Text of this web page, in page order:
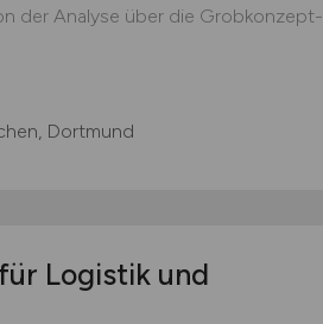
der Analyse über die Grobkonzept-
Dortmund
für Logistik und